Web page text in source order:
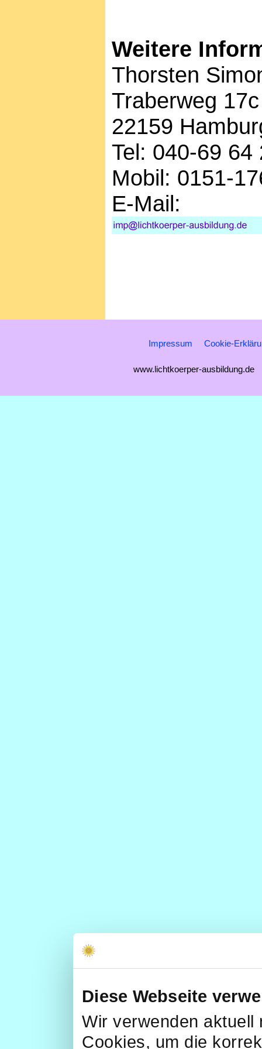
Diese Webseite
Wir verwenden aktuell
Cookies, um die
Weitere
Thorsten
Traberweg 17c
22159
Tel: 040-69 64
Mobil: 0151-
E-Mail:
Impressum Cookie-
www.lichtkoerper-ausbildung.de